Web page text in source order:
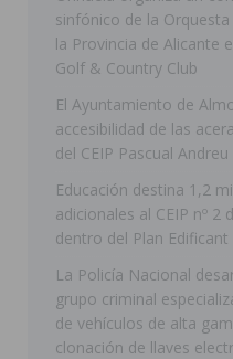
[ 07/08/2026 ]
[ 06/08/2026 ]
Arcángel
[ 06/08/2026 ]
[ 07/08/
DOLORES
[ 07/08/
ORIHUELA
sinfónico de la Orquesta
la Provincia de Alicante
Golf & Country Club
El Ayuntamiento de
accesibilidad de las
del CEIP Pascual Andreu
Educación destina 1,2
adicionales al CEIP nº 2
dentro del Plan Edificant
La Policía Nacional
grupo criminal
de vehículos de alta
clonación de llaves